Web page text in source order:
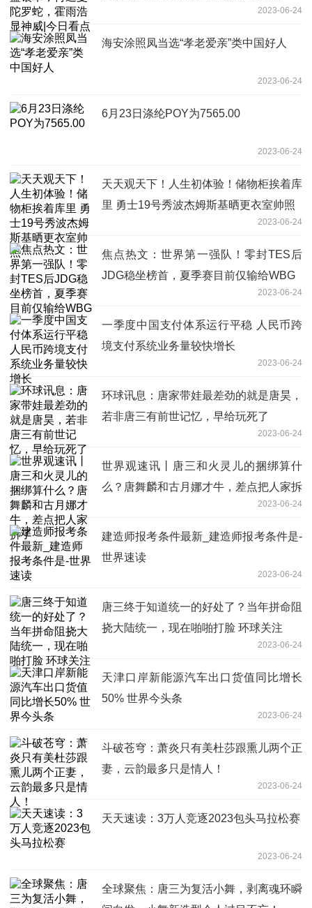
2023-06-24
海安涂照凤当选“孝老爱亲”类中国好人
2023-06-24
6月23日涤纶POY为7565.00
2023-06-24
天天观天下！人生初体验！储物柜挨着库
里 勇士19号秀波杰姆斯基晒更衣室帅照
2023-06-24
焦点热文：世界第一强队！零封TES后
JDG稳坐榜首，夏季赛目前仅输给WBG
2023-06-24
一季度中国支付体系运行平稳 人民币跨
境支付系统业务量较快增长
2023-06-24
环球讯息：唐家带娃最差劲的就是唐昊，
若非唐三有前世记忆，早给玩死了
2023-06-24
世界观速讯丨唐三和火灵儿的捆绑算什
么？唐舞麟和古月娜才牛，差点把人家拆
2023-06-24
建造师报考条件最新_建造师报考条件是-
世界速读
2023-06-24
唐三终于知道统一的好处了？当年拼命阻
挠大陆统一，现在啪啪打脸 环球关注
2023-06-24
天津口岸新能源汽车出口货值同比增长
50% 世界今头条
2023-06-24
斗破苍穹：萧炎只有美杜莎跟熏儿两个正
妻，云韵最多只是情人！
2023-06-24
天天速读：3万人竞逐2023包头马拉松赛
2023-06-24
全球聚焦：唐三为复活小舞，剥离魂环瞬